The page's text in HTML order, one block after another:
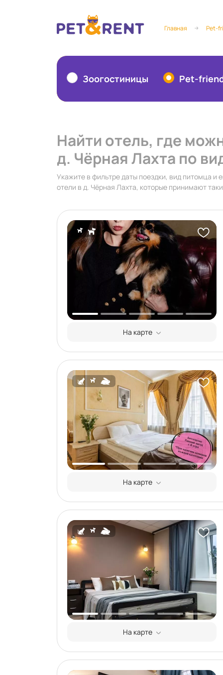
Главная Pet-
Зоогостиницы Pet-
Найти отель, где
д. Чёрная Лахта по
Укажите в фильтре даты поездки, вид питомца и
отели в д. Чёрная Лахта, которые принимают
На карте
На карте
На карте